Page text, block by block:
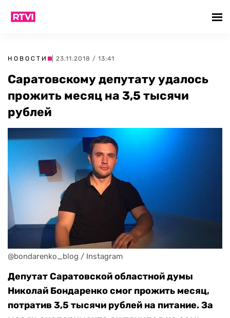
НОВОСТИ | 23.11.2018 / 13:41
Саратовскому депутату удалось
прожить месяц на 3,5 тысячи
рублей
@bondarenko_blog / Instagram
Депутат Саратовской областной думы
Николай Бондаренко смог прожить месяц,
потратив 3,5 тысячи рублей на питание. За